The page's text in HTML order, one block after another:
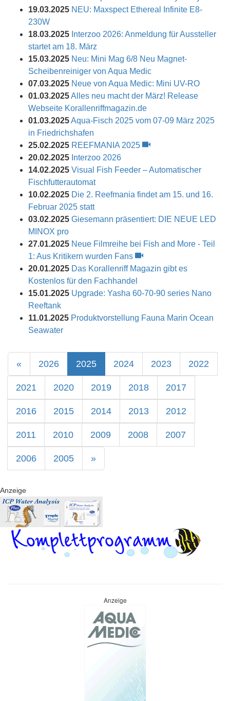
19.03.2025 NEU: Maxspect Ethereal Infinite E8-
230W
18.03.2025 Interzoo 2026: Anmeldung für Aussteller
startet am 18. März
15.03.2025 Neu: Mini Mag 6/8 Neu Magnet-
Scheibenreiniger von Aqua Medic
07.03.2025 Neue von Aqua Medic: Mini UV-RO
01.03.2025Alles neu macht der März! Release
Webseite Korallenriffmagazin.de
01.03.2025Aqua-Fisch 2025 vom 07-09 März 2025
in Friedrichshafen
25.02.2025 REEFMANIA 2025
20.02.2025 Interzoo 2026
14.02.2025 Visual Fish Feeder – Automatischer
Fischfutterautomat
10.02.2025 Die 2. Reefmania findet am 15. und 16.
Februar 2025 statt
03.02.2025 Giesemann präsentiert: DIE NEUE LED
MINOX pro
27.01.2025 Neue Filmreihe bei Fish and More - Teil
1: Aus Kritikern wurden Fans
20.01.2025 Das Korallenriff Magazin gibt es
Kostenlos für den Fachhandel
15.01.2025 Upgrade: Yasha 60-70-90 series Nano
Reeftank
11.01.2025 Produktvorstellung Fauna Marin Ocean
Seawater
« 2026 2025 2024 2023 2022
2021 2020 2019 2018 2017
2016 2015 2014 2013 2012
2011 2010 2009 2008 2007
2006 2005 »
Anzeige
Anzeige